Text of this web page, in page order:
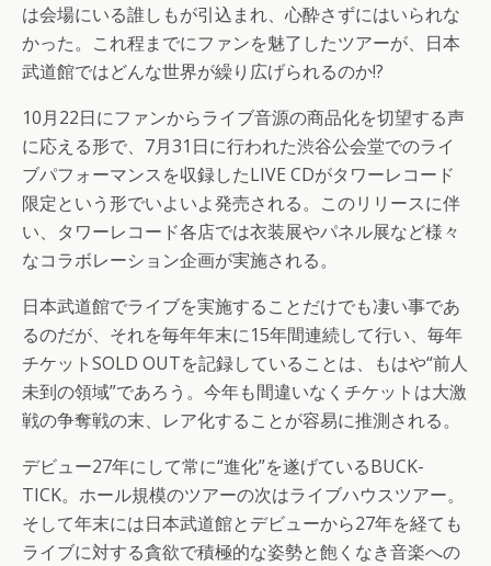
は会場にいる誰しもが引込まれ、心酔さずにはいられな
かった。これ程までにファンを魅了したツアーが、日本
武道館ではどんな世界が繰り広げられるのか!?
10月22日にファンからライブ音源の商品化を切望する声
に応える形で、7月31日に行われた渋谷公会堂でのライ
ブパフォーマンスを収録したLIVE CDがタワーレコード
限定という形でいよいよ発売される。このリリースに伴
い、タワーレコード各店では衣装展やパネル展など様々
なコラボレーション企画が実施される。
日本武道館でライブを実施することだけでも凄い事であ
るのだが、それを毎年年末に15年間連続して行い、毎年
チケットSOLD OUTを記録していることは、もはや“前人
未到の領域”であろう。今年も間違いなくチケットは大激
戦の争奪戦の末、レア化することが容易に推測される。
デビュー27年にして常に“進化”を遂げているBUCK-
TICK。ホール規模のツアーの次はライブハウスツアー。
そして年末には日本武道館とデビューから27年を経ても
ライブに対する貪欲で積極的な姿勢と飽くなき音楽への